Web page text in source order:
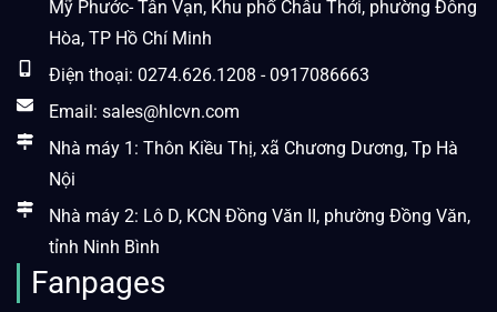
Mỹ Phước- Tân Vạn, Khu phố Châu Thới, phường Đông
Hòa, TP Hồ Chí Minh
Điện thoại: 0274.626.1208 - 0917086663
Email: sales@hlcvn.com
Nhà máy 1: Thôn Kiều Thị, xã Chương Dương, Tp Hà
Nội
Nhà máy 2: Lô D, KCN Đồng Văn II, phường Đồng Văn,
tỉnh Ninh Bình
Fanpages